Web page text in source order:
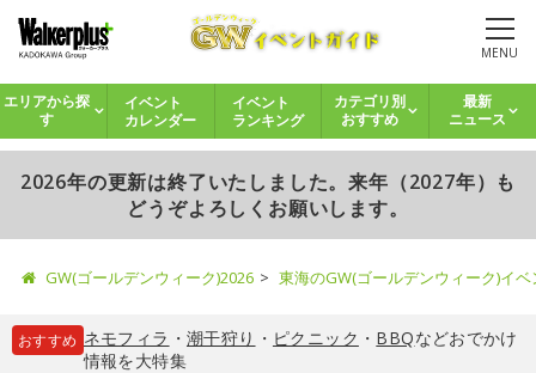
MENU
エリアから探
す
イベント
カレンダー
イベント
ランキング
カテゴリ別
おすすめ
最新
ニュース
2026年の更新は終了いたしました。来年（2027年）も
どうぞよろしくお願いします。
GW(ゴールデンウィーク)2026 東海のGW(ゴールデンウィーク)イ
おすすめ ネモフィラ ・ 潮干狩り ・ ピクニック ・ BBQなどおでかけ
情報を大特集